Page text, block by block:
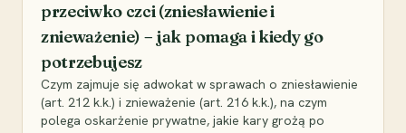
przeciwko czci (zniesławienie i
znieważenie) – jak pomaga i kiedy go
potrzebujesz
Czym zajmuje się adwokat w sprawach o zniesławienie
(art. 212 k.k.) i znieważenie (art. 216 k.k.), na czym
polega oskarżenie prywatne, jakie kary grożą po